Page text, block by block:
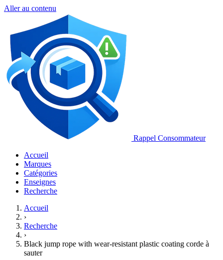
Aller au contenu
Rappel Consommateur
Accueil
Marques
Catégories
Enseignes
Recherche
Accueil
›
Recherche
›
Black jump rope with wear-resistant plastic coating corde à
sauter